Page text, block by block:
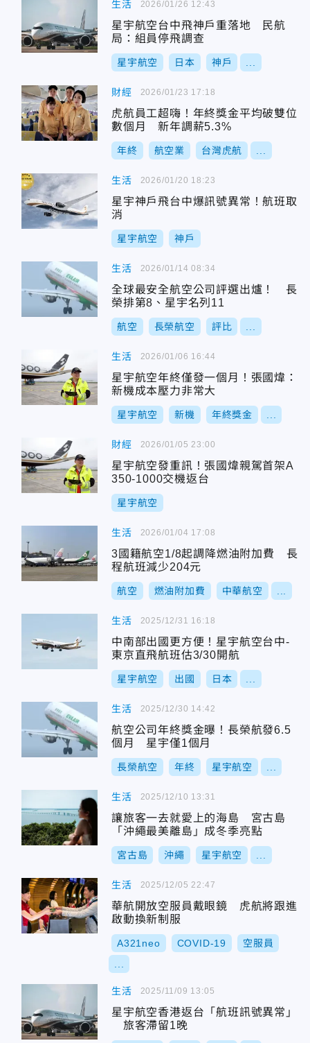
生活
星宇航空台中飛神戶重落地 民航
局：組員停飛調查
星宇航空 日本 神戶
2026/01/26 12:43
財經
虎航員工超嗨！年終獎金平均破雙位
數個月 新年調薪5.3%
年終 航空業 台灣虎航
2026/01/23 17:18
生活
星宇神戶飛台中爆訊號異常！航班取
消
星宇航空 神戶
2026/01/20 18:23
生活
全球最安全航空公司評選出爐！ 長
榮排第8、星宇名列11
航空 長榮航空 評比
2026/01/14 08:34
生活
星宇航空年終僅發一個月！張國煒：
新機成本壓力非常大
星宇航空 新機 年終獎金
2026/01/06 16:44
財經
星宇航空發重訊！張國煒親駕首架A
350-1000交機返台
星宇航空
2026/01/05 23:00
生活
3國籍航空1/8起調降燃油附加費 長
程航班減少204元
航空 燃油附加費 中華航空
2026/01/04 17:08
生活
中南部出國更方便！星宇航空台中-
東京直飛航班估3/30開航
星宇航空 出國 日本
2025/12/31 16:18
生活
航空公司年終獎金曝！長榮航發6.5
個月 星宇僅1個月
長榮航空 年終 星宇航空
2025/12/30 14:42
生活
讓旅客一去就愛上的海島 宮古島
「沖繩最美離島」成冬季亮點
宮古島 沖繩 星宇航空
2025/12/10 13:31
生活
華航開放空服員戴眼鏡 虎航將跟進
啟動換新制服
A321neo COVID-19 空服員
2025/12/05 22:47
生活
星宇航空香港返台「航班訊號異常」
旅客滯留1晚
2025/11/09 13:05